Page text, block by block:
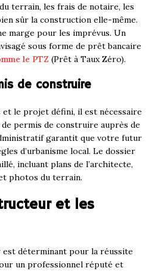
terrain, les frais de notaire, les
sûr la construction elle-même.
marge pour les imprévus. Un
sous forme de prêt bancaire
le PTZ (Prêt à Taux Zéro).
de construire
le projet défini, il est nécessaire
de permis de construire auprès de
garantit que votre futur
d’urbanisme local. Le dossier
incluant plans de l’architecte,
photos du terrain.
et les
déterminant pour la réussite
un professionnel réputé et